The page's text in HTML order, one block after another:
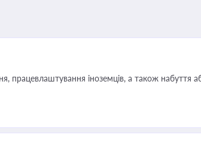
працевлаштування іноземців, а також набуття